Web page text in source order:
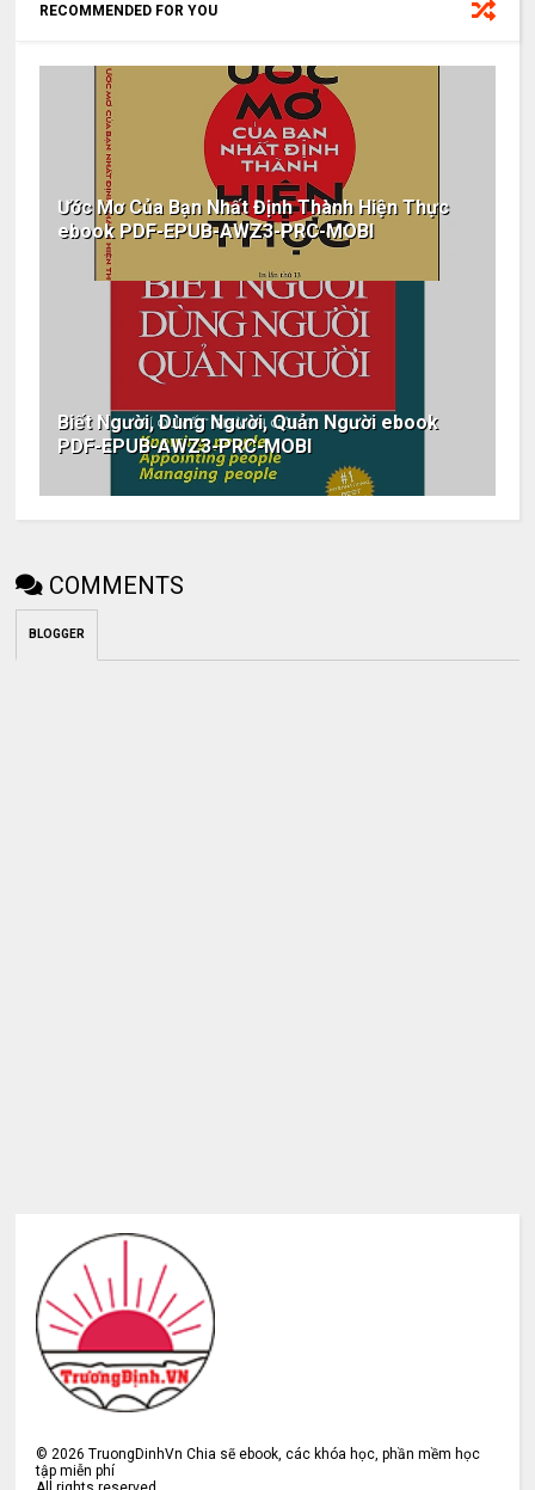
RECOMMENDED FOR YOU
Ước Mơ Của Bạn Nhất Định Thành Hiện Thực
ebook PDF-EPUB-AWZ3-PRC-MOBI
Biết Người, Dùng Người, Quản Người ebook
PDF-EPUB-AWZ3-PRC-MOBI
COMMENTS
BLOGGER
©2026 TruongDinhVn Chia sẽ ebook, các khóa học, phần mềm học
tập miễn phí